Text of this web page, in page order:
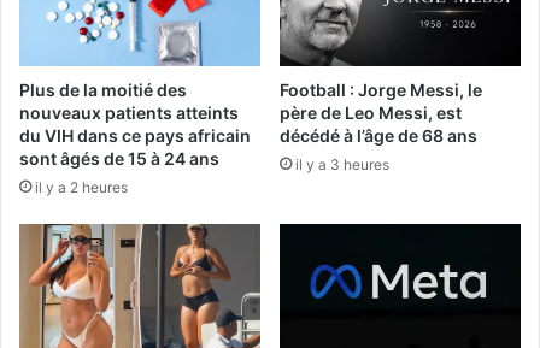
Plus de la moitié des
nouveaux patients atteints
du VIH dans ce pays africain
sont âgés de 15 à 24 ans
il y a 2 heures
Football : Jorge Messi, le
père de Leo Messi, est
décédé à l’âge de 68 ans
il y a 3 heures